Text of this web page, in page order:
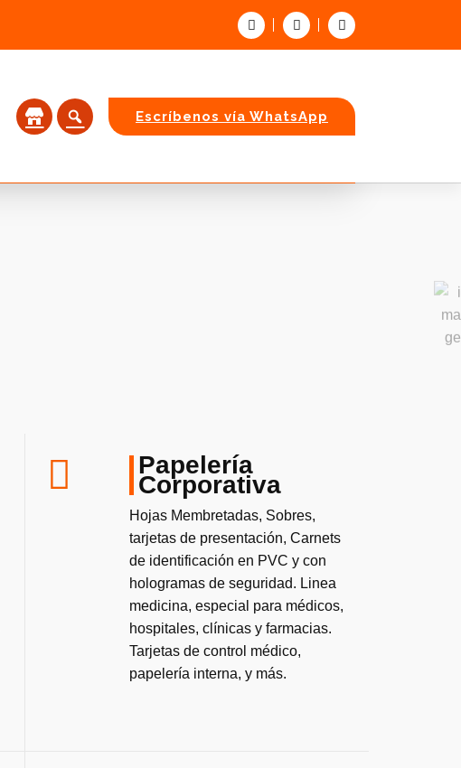
Escríbenos vía WhatsApp
Oficina Comercial
Maracay, Edo. Aragua
Papelería
Corporativa
Hojas Membretadas, Sobres,
tarjetas de presentación, Carnets
de identificación en PVC y con
hologramas de seguridad. Linea
medicina, especial para médicos,
hospitales, clínicas y farmacias.
Tarjetas de control médico,
papelería interna, y más.